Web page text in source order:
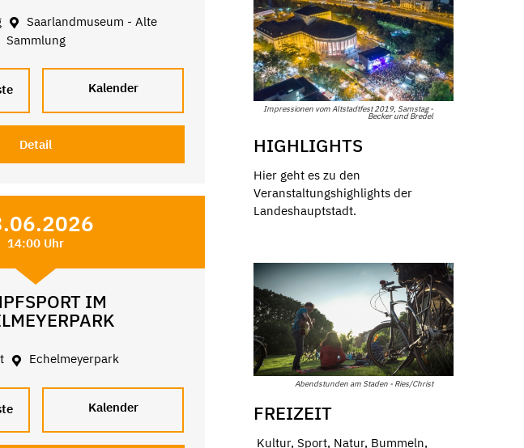
Saarlandmuseum - Alte
Sammlung
Kalender
Detail
14:00 Uhr
IM
Echelmeyerpark
Kalender
Impressionen vom Altstadtfest 2019, Samstag -
Becker und Bredel
HIGHLIGHTS
Hier geht es zu den
Veranstaltungshighlights der
Landeshauptstadt.
Abendstunden am Staden - Ries/Christ
FREIZEIT
Kultur, Sport, Natur, Bummeln,